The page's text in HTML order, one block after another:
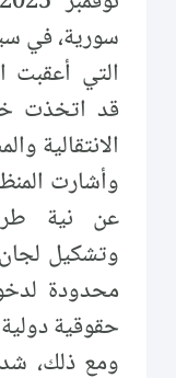
سورية، في
التي أعقبت
قد اتخذت
الانتقالية
وأشارت
عن نية
وتشكيل
محدودة
حقوقية